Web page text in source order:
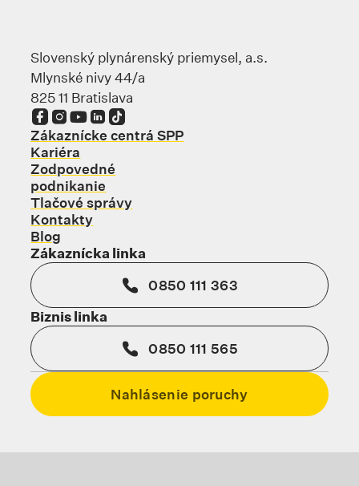
Slovenský plynárenský priemysel, a.s.
Mlynské nivy 44/a
825 11 Bratislava
Odkaz sa otvorí na novej karte
Odkaz sa otvorí na novej karte
Odkaz sa otvorí na novej karte
Odkaz sa otvorí na novej karte
Odkaz sa otvorí na novej karte
Zákaznícke centrá SPP
Kariéra
Zodpovedné
podnikanie
Tlačové správy
Kontakty
Blog
Zákaznícka linka
0850 111 363
Biznis linka
0850 111 565
Nahlásenie poruchy